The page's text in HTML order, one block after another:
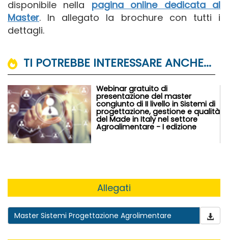
disponibile nella pagina online dedicata al
Master. In allegato la brochure con tutti i
dettagli.
TI POTREBBE INTERESSARE ANCHE...
Webinar gratuito di
presentazione del master
congiunto di II livello in Sistemi di
progettazione, gestione e qualità
del Made in Italy nel settore
Agroalimentare - I edizione
Allegati
Master Sistemi Progettazione Agrolimentare